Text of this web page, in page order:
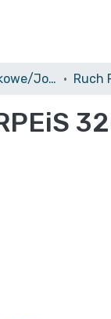
Czasopisma naukowe/Journals